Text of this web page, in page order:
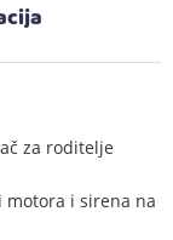
za roditelje
motora i sirena na